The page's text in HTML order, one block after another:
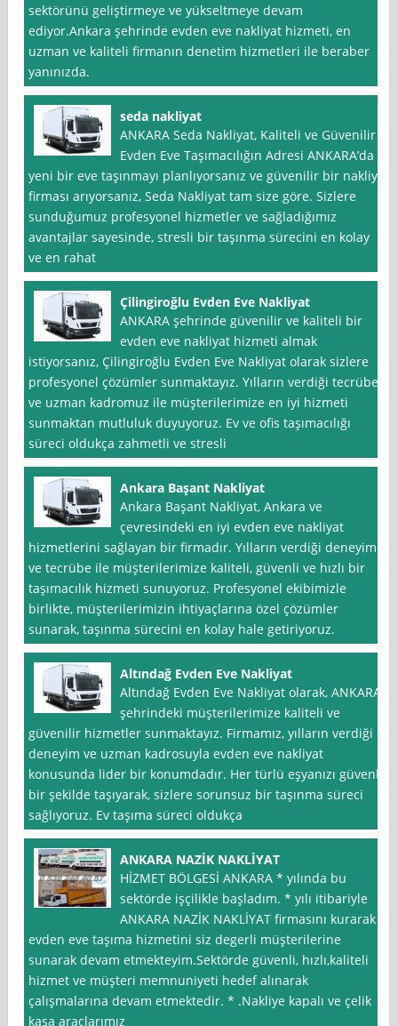
sektörünü geliştirmeye ve yükseltmeye devam
ediyor.Ankara şehrinde evden eve nakliyat hizmeti, en
uzman ve kaliteli firmanın denetim hizmetleri ile beraber
yanınızda.
seda nakliyat
ANKARA Seda Nakliyat, Kaliteli ve Güvenilir
Evden Eve Taşımacılığın Adresi ANKARA’da
yeni bir eve taşınmayı planlıyorsanız ve güvenilir bir nakliye
firması arıyorsanız, Seda Nakliyat tam size göre. Sizlere
sunduğumuz profesyonel hizmetler ve sağladığımız
avantajlar sayesinde, stresli bir taşınma sürecini en kolay
ve en rahat
Çilingiroğlu Evden Eve Nakliyat
ANKARA şehrinde güvenilir ve kaliteli bir
evden eve nakliyat hizmeti almak
istiyorsanız, Çilingiroğlu Evden Eve Nakliyat olarak sizlere
profesyonel çözümler sunmaktayız. Yılların verdiği tecrübe
ve uzman kadromuz ile müşterilerimize en iyi hizmeti
sunmaktan mutluluk duyuyoruz. Ev ve ofis taşımacılığı
süreci oldukça zahmetli ve stresli
Ankara Başant Nakliyat
Ankara Başant Nakliyat, Ankara ve
çevresindeki en iyi evden eve nakliyat
hizmetlerini sağlayan bir firmadır. Yılların verdiği deneyim
ve tecrübe ile müşterilerimize kaliteli, güvenli ve hızlı bir
taşımacılık hizmeti sunuyoruz. Profesyonel ekibimizle
birlikte, müşterilerimizin ihtiyaçlarına özel çözümler
sunarak, taşınma sürecini en kolay hale getiriyoruz.
Altındağ Evden Eve Nakliyat
Altındağ Evden Eve Nakliyat olarak, ANKARA
şehrindeki müşterilerimize kaliteli ve
güvenilir hizmetler sunmaktayız. Firmamız, yılların verdiği
deneyim ve uzman kadrosuyla evden eve nakliyat
konusunda lider bir konumdadır. Her türlü eşyanızı güvenli
bir şekilde taşıyarak, sizlere sorunsuz bir taşınma süreci
sağlıyoruz. Ev taşıma süreci oldukça
ANKARA NAZİK NAKLİYAT
HİZMET BÖLGESİ ANKARA * yılında bu
sektörde işçilikle başladım. * yılı itibariyle
ANKARA NAZİK NAKLİYAT firmasını kurarak
evden eve taşıma hizmetini siz degerli müşterilerine
sunarak devam etmekteyim.Sektörde güvenli, hızlı,kaliteli
hizmet ve müşteri memnuniyeti hedef alınarak
çalışmalarına devam etmektedir. * .Nakliye kapalı ve çelik
kasa araçlarımız